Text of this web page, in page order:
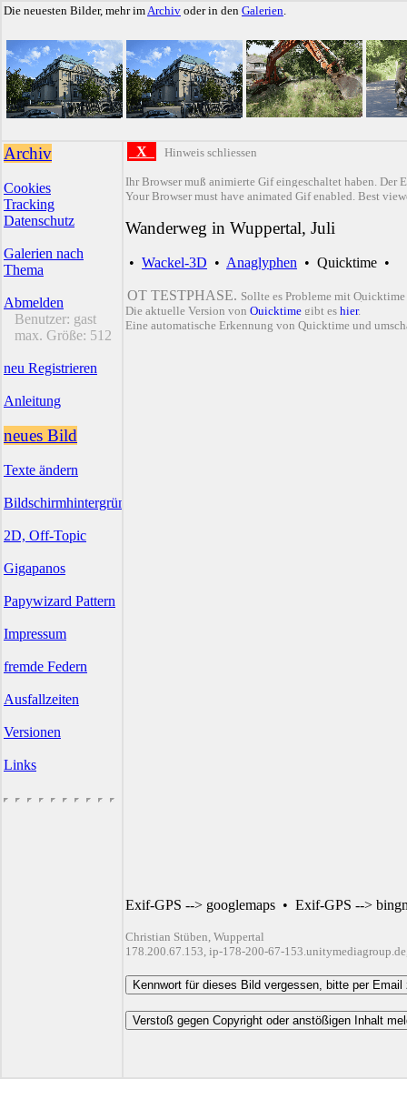
Die neuesten Bilder, mehr imArchiv oder in den Galerien.
Archiv
Cookies
Tracking
Datenschutz
Galerien nach
Thema
Abmelden
Benutzer: gast
max. Größe: 512
neu Registrieren
Anleitung
neues Bild
Texte ändern
Bildschirmhintergründe
2D, Off-Topic
Gigapanos
Papywizard Pattern
Impressum
fremde Federn
Ausfallzeiten
Versionen
Links
X Hinweis schliessen
Ihr Browser muß animierte Gif eingeschaltet haben. Der
Your Browser must have animated Gif enabled. Best
Wanderweg in Wuppertal, Juli
• Wackel-3D • Anaglyphen • Quicktime •
QT TESTPHASE. Sollte es Probleme mit
Die aktuelle Version von Quicktime gibt es hier.
Eine automatische Erkennung von Quicktime und
Exif-GPS --> googlemaps • Exif-GPS -->
Christian Stüben, Wuppertal
178.200.67.153, ip-178-200-67-